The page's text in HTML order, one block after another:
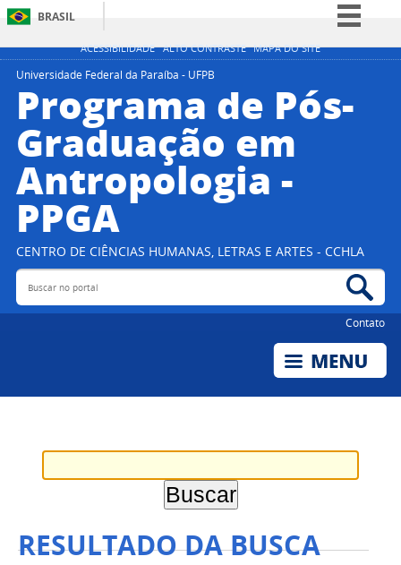
ACESSIBILIDADE ALTO CONTRASTE MAPA DO SITE
BRASIL
Simplifique!
Participe
Legislação
Canais
Universidade Federal da Paraíba - UFPB
Programa de Pós-
Graduação em
Antropologia -
PPGA
CENTRO DE CIÊNCIAS HUMANAS, LETRAS E ARTES - CCHLA
Buscar no portal
Contato
RESULTADO DA BUSCA